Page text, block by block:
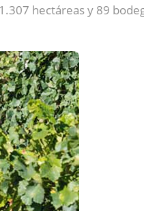
hectáreas y 89